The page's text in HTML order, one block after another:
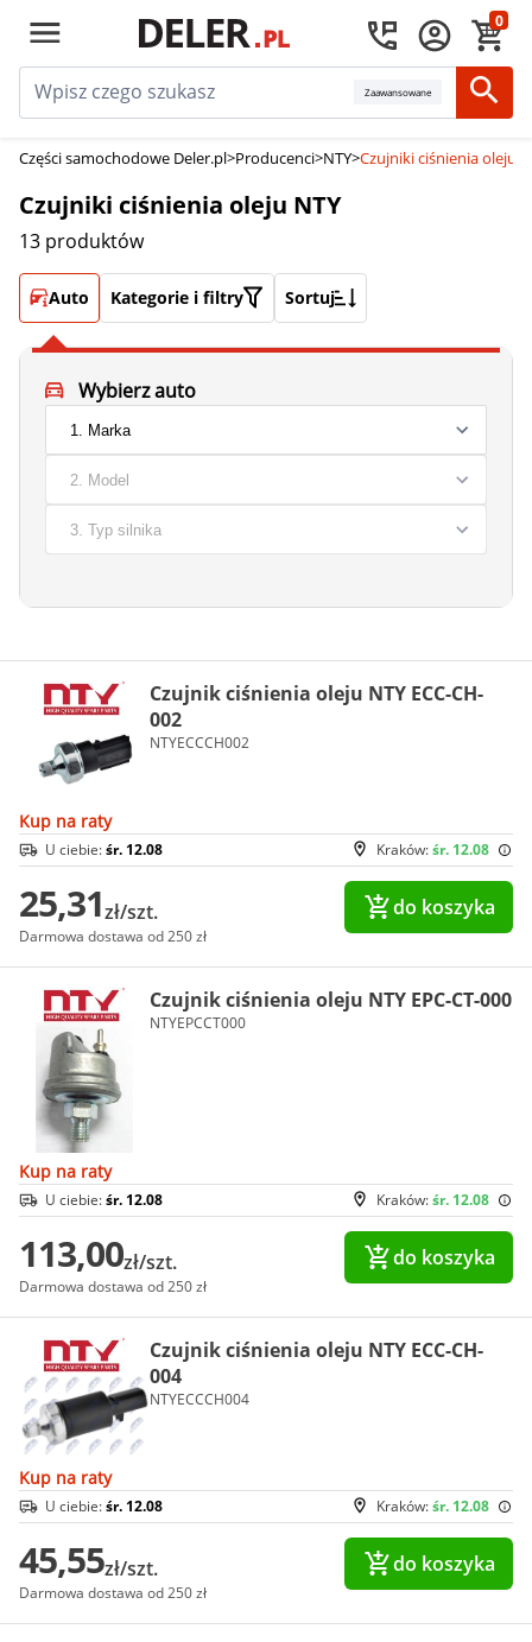
0
Zaawansowane
Części samochodowe Deler.pl>Producenci>NTY>Czujniki ciśnienia oleju
Czujniki ciśnienia oleju NTY
13 produktów
Auto Kategorie i filtry Sortuj
Wybierz auto
Czujnik ciśnienia oleju NTY ECC-CH-
002
NTYECCCH002
Kup na raty
Kraków:śr. 12.08
U ciebie:śr. 12.08
25,31zł/szt.
Darmowa dostawa od 250 zł
do koszyka
Czujnik ciśnienia oleju NTY EPC-CT-000
NTYEPCCT000
Kup na raty
Kraków:śr. 12.08
U ciebie:śr. 12.08
113,00zł/szt.
Darmowa dostawa od 250 zł
do koszyka
Czujnik ciśnienia oleju NTY ECC-CH-
004
NTYECCCH004
Kup na raty
Kraków:śr. 12.08
U ciebie:śr. 12.08
45,55zł/szt.
Darmowa dostawa od 250 zł
do koszyka